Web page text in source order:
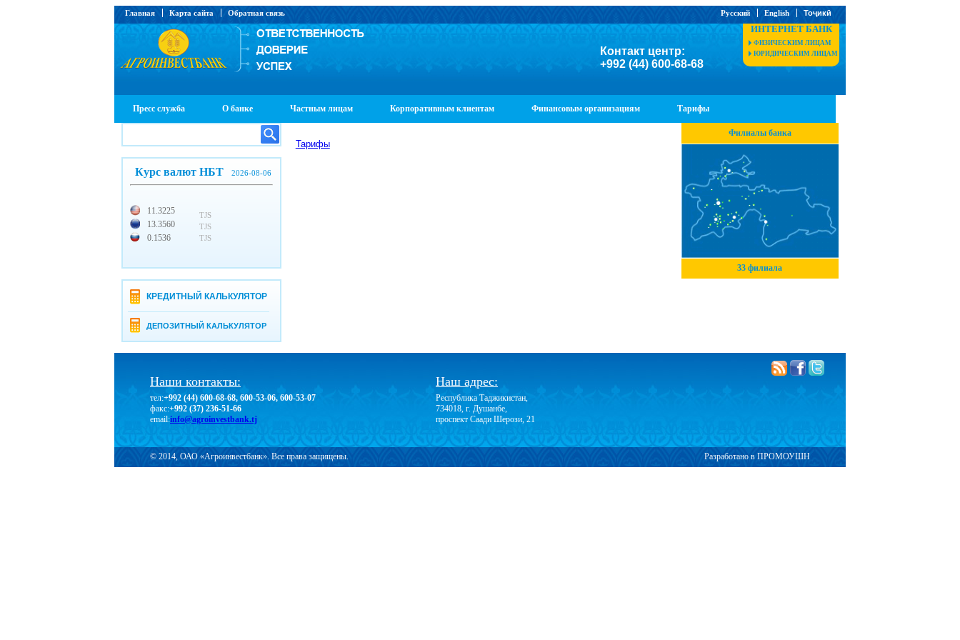
Главная Карта сайта Обратная связь Русский English Тоҷикӣ
Контакт центр:
+992 (44) 600-68-68
ИНТЕРНЕТ БАНК
ФИЗИЧЕСКИМ ЛИЦАМ
ЮРИДИЧЕСКИМ ЛИЦАМ
Пресс служба О банке Частным лицам Корпоративным клиентам Финансовым организациям Тарифы
Курс валют НБТ 2026-08-06
11.3225
13.3560
0.1536
TJS
TJS
TJS
КРЕДИТНЫЙ КАЛЬКУЛЯТОР
ДЕПОЗИТНЫЙ КАЛЬКУЛЯТОР
Тарифы
Филиалы банка
33 филиала
Наши контакты:
тел:+992 (44) 600-68-68, 600-53-06, 600-53-07
факс:+992 (37) 236-51-66
email:info@agroinvestbank.tj
Наш адрес:
Республика Таджикистан,
734018, г. Душанбе,
проспект Саади Шерози, 21
© 2014, ОАО «Агроинвестбанк». Все права защищены. Разработано в ПРОМОУШН